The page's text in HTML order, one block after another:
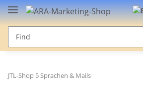
JTL-Shop 5 Sprachen & Mails